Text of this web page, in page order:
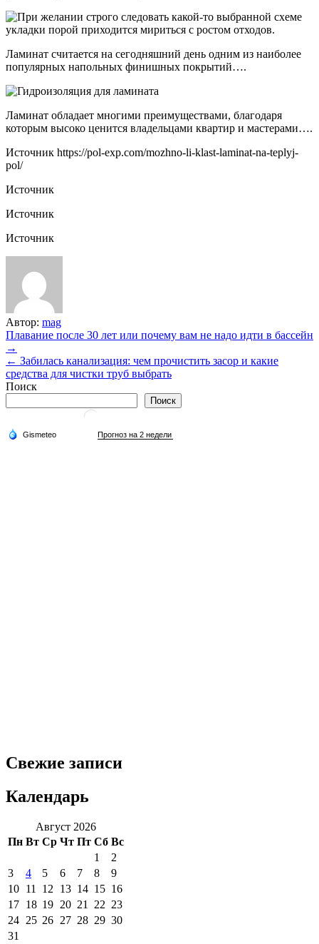
Ламинат считается на сегодняшний день одним из наиболее
популярных напольных финишных покрытий….
Ламинат обладает многими преимуществами, благодаря
которым высоко ценится владельцами квартир и мастерами….
Источник https://pol-exp.com/mozhno-li-klast-laminat-na-teplyj-
pol/
Источник
Источник
Источник
Автор: mag
Навигация
по
записям
Плавание после 30 лет или почему вам не надо идти в бассейн
→
← Забилась канализация: чем прочистить засор и какие
средства для чистки труб выбрать
Поиск
Поиск
Свежие записи
Календарь
Август 2026
Пн Вт Ср Чт Пт Сб Вс
1
2
3
4 5 6 7 8
9
10 11 12 13 14 15 16
17 18 19 20 21 22 23
24 25 26 27 28 29 30
31